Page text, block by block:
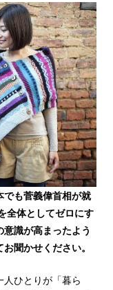
も菅義偉首相が就
全体としてゼロにす
識が高まったよう
聞かせください。
人ひとりが「暮ら